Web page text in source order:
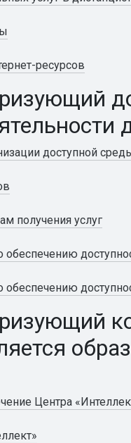
ресурсов
доступной
получения услуг
Центра